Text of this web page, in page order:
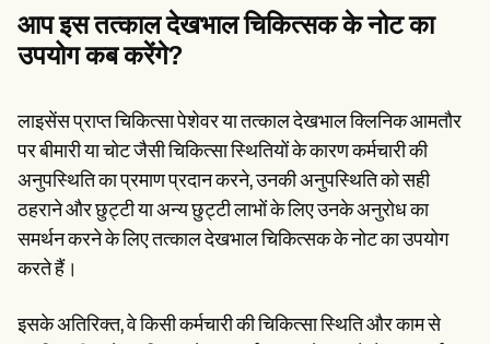
आप इस तत्काल देखभाल चिकित्सक के नोट का
उपयोग कब करेंगे?
लाइसेंस प्राप्त चिकित्सा पेशेवर या तत्काल देखभाल क्लिनिक आमतौर
पर बीमारी या चोट जैसी चिकित्सा स्थितियों के कारण कर्मचारी की
अनुपस्थिति का प्रमाण प्रदान करने, उनकी अनुपस्थिति को सही
ठहराने और छुट्टी या अन्य छुट्टी लाभों के लिए उनके अनुरोध का
समर्थन करने के लिए तत्काल देखभाल चिकित्सक के नोट का उपयोग
करते हैं।
इसके अतिरिक्त, वे किसी कर्मचारी की चिकित्सा स्थिति और काम से